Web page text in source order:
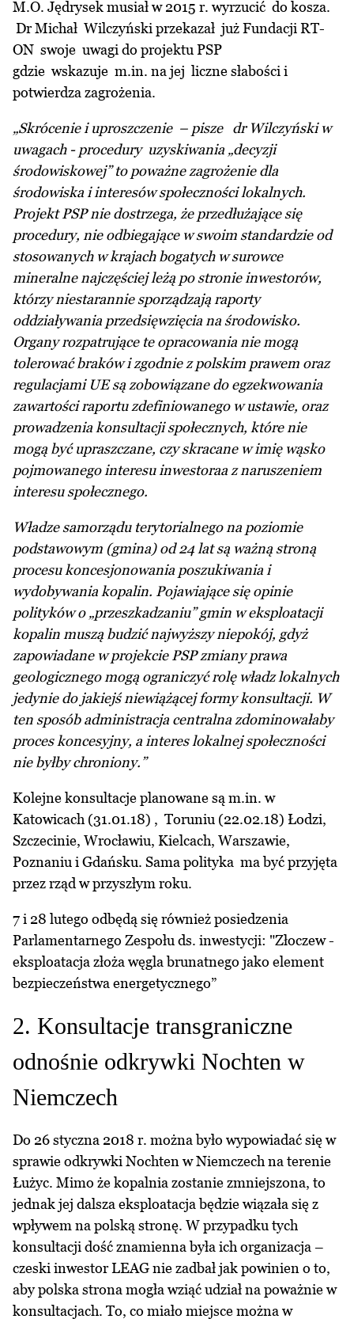
M.O. Jędrysek musiał w 2015 r. wyrzucić do kosza.
Dr Michał Wilczyński przekazał już Fundacji RT-
ON swoje uwagi do projektu PSP
gdzie wskazuje m.in. na jej liczne słabości i
potwierdza zagrożenia.
„Skrócenie i uproszczenie – pisze dr Wilczyński w
uwagach - procedury uzyskiwania „decyzji
środowiskowej” to poważne zagrożenie dla
środowiska i interesów społeczności lokalnych.
Projekt PSP nie dostrzega, że przedłużające się
procedury, nie odbiegające w swoim standardzie od
stosowanych w krajach bogatych w surowce
mineralne najczęściej leżą po stronie inwestorów,
którzy niestarannie sporządzają raporty
oddziaływania przedsięwzięcia na środowisko.
Organy rozpatrujące te opracowania nie mogą
tolerować braków i zgodnie z polskim prawem oraz
regulacjami UE są zobowiązane do egzekwowania
zawartości raportu zdefiniowanego w ustawie, oraz
prowadzenia konsultacji społecznych, które nie
mogą być upraszczane, czy skracane w imię wąsko
pojmowanego interesu inwestoraa z naruszeniem
interesu społecznego.
Władze samorządu terytorialnego na poziomie
podstawowym (gmina) od 24 lat są ważną stroną
procesu koncesjonowania poszukiwania i
wydobywania kopalin. Pojawiające się opinie
polityków o „przeszkadzaniu” gmin w eksploatacji
kopalin muszą budzić najwyższy niepokój, gdyż
zapowiadane w projekcie PSP zmiany prawa
geologicznego mogą ograniczyć rolę władz lokalnych
jedynie do jakiejś niewiążącej formy konsultacji. W
ten sposób administracja centralna zdominowałaby
proces koncesyjny, a interes lokalnej społeczności
nie byłby chroniony.”
Kolejne konsultacje planowane są m.in. w
Katowicach (31.01.18) , Toruniu (22.02.18) Łodzi,
Szczecinie, Wrocławiu, Kielcach, Warszawie,
Poznaniu i Gdańsku. Sama polityka ma być przyjęta
przez rząd w przyszłym roku.
7 i 28 lutego odbędą się również posiedzenia
Parlamentarnego Zespołu ds. inwestycji: "Złoczew -
eksploatacja złoża węgla brunatnego jako element
bezpieczeństwa energetycznego”
2. Konsultacje transgraniczne
odnośnie odkrywki Nochten w
Niemczech
Do 26 styczna 2018 r. można było wypowiadać się w
sprawie odkrywki Nochten w Niemczech na terenie
Łużyc. Mimo że kopalnia zostanie zmniejszona, to
jednak jej dalsza eksploatacja będzie wiązała się z
wpływem na polską stronę. W przypadku tych
konsultacji dość znamienna była ich organizacja –
czeski inwestor LEAG nie zadbał jak powinien o to,
aby polska strona mogła wziąć udział na poważnie w
konsultacjach. To, co miało miejsce można w